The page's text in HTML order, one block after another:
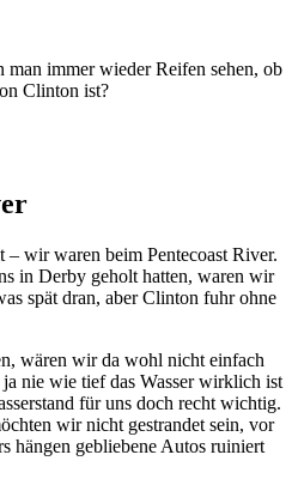
man immer wieder Reifen sehen, ob
Clinton ist?
wir waren beim Pentecoast River.
in Derby geholt hatten, waren wir
spät dran, aber Clinton fuhr ohne
wären wir da wohl nicht einfach
nie wie tief das Wasser wirklich ist
für uns doch recht wichtig.
wir nicht gestrandet sein, vor
hängen gebliebene Autos ruiniert